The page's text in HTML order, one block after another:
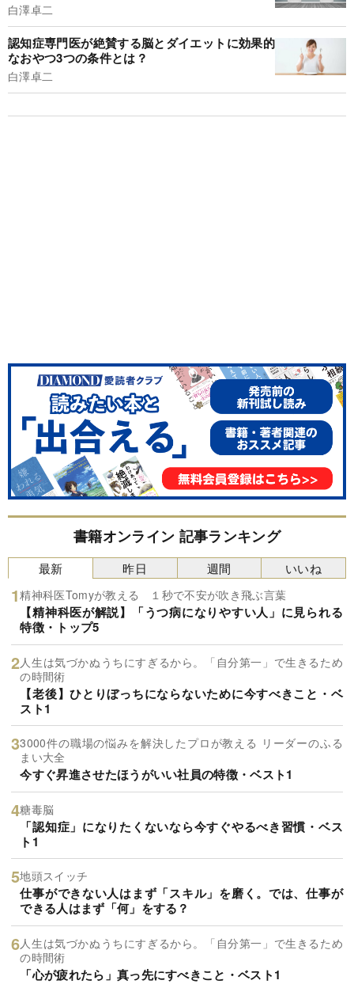
白澤卓二
認知症専門医が絶賛する脳とダイエットに効果的
なおやつ3つの条件とは？
白澤卓二
書籍オンライン 記事ランキング
最新
精神科医Tomyが教える １秒で不安が吹き飛ぶ言葉
【精神科医が解説】「うつ病になりやすい人」に見られる
特徴・トップ5
人生は気づかぬうちにすぎるから。「自分第一」で生きるため
の時間術
【老後】ひとりぼっちにならないために今すべきこと・ベ
スト1
3000件の職場の悩みを解決したプロが教える リーダーのふる
まい大全
今すぐ昇進させたほうがいい社員の特徴・ベスト1
糖毒脳
「認知症」になりたくないなら今すぐやるべき習慣・ベス
ト1
地頭スイッチ
仕事ができない人はまず「スキル」を磨く。では、仕事が
できる人はまず「何」をする？
人生は気づかぬうちにすぎるから。「自分第一」で生きるため
の時間術
「心が疲れたら」真っ先にすべきこと・ベスト1
昨日 週間 いいね